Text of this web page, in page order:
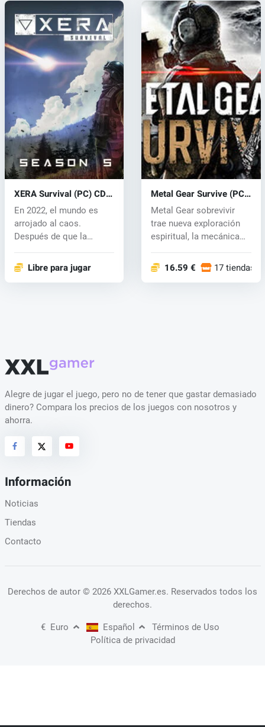
XERA Survival (PC) CD
key
En 2022, el mundo es
arrojado al caos.
Después de que la
Libre para jugar
Metal Gear Survive (PC)
CD key
Metal Gear sobrevivir
trae nueva exploración
espiritual, la mecánica
16.59 € 17 tiendas
Alegre de jugar el juego, pero no de tener que gastar demasiado
dinero? Compara los precios de los juegos con nosotros y
ahorra.
Información
Noticias
Tiendas
Contacto
Derechos de autor © 2026 XXLGamer.es. Reservados todos los
derechos.
€ Euro Español
Términos de Uso
Política de privacidad